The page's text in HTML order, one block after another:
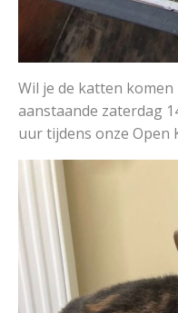
Wil je de katten
aanstaande zaterdag
uur tijdens onze Open